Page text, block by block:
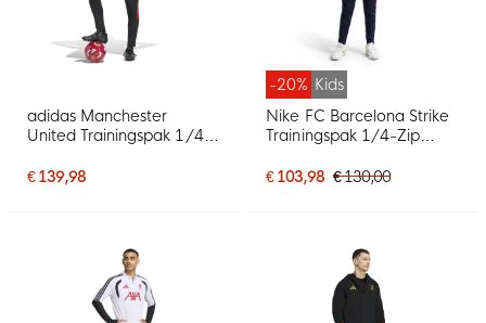
adidas Manchester
United Trainingspak 1/4-
Rood Wit
€ 139,98
-20% Kids
Nike FC Barcelona Strike
Trainingspak 1/4-Zip
Donkerblauw Geel
€ 103,98 € 130,00